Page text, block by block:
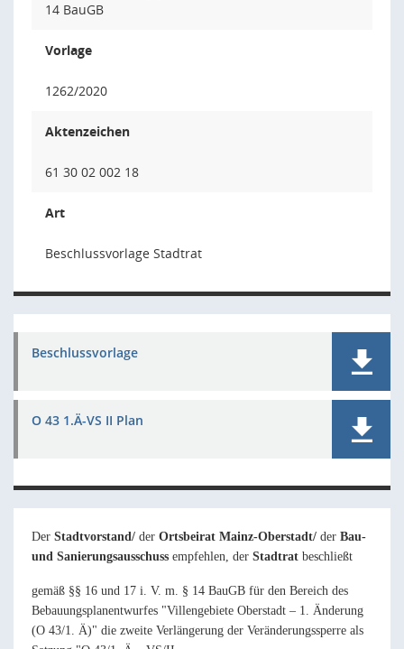
14 BauGB
Vorlage
1262/2020
Aktenzeichen
61 30 02 002 18
Art
Beschlussvorlage Stadtrat
Beschlussvorlage
O 43 1.Ä-VS II Plan
Der Stadtvorstand/ der Ortsbeirat Mainz-Oberstadt/ der Bau-
und Sanierungsausschuss empfehlen, der Stadtrat beschließt
gemäß §§ 16 und 17 i. V. m. § 14 BauGB für den Bereich des
Bebauungsplanentwurfes "Villengebiete Oberstadt – 1. Änderung
(O 43/1. Ä)" die zweite Verlängerung der Veränderungssperre als